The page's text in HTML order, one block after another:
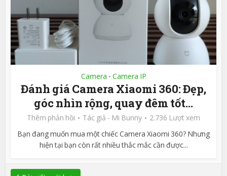
Camera • Camera IP
Đánh giá Camera Xiaomi 360: Đẹp,
góc nhìn rộng, quay đêm tốt...
Thêm phản hồi Tác giả - Mi Bunny
2.736 Lượt xem
Bạn đang muốn mua một chiếc Camera Xiaomi 360? Nhưng
hiện tại bạn còn rất nhiều thắc mắc cần được...